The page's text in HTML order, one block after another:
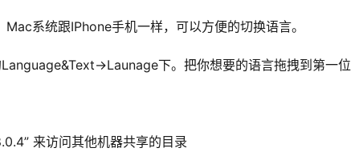
系统跟IPhone手机一样，可以方便的切换语言。
>Launage下。把你想要的语言拖拽到第一位
来访问其他机器共享的目录